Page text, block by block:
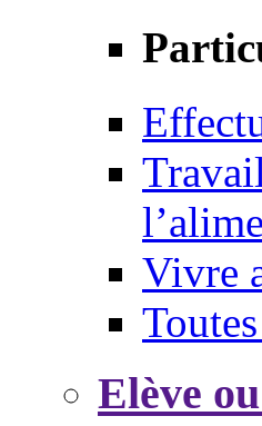
Vivre
Elève